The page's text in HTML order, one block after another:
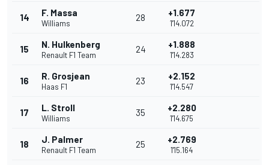
14 F. Massa
Williams
28 +1.677
1'14.072
15 N. Hulkenberg
Renault F1 Team
24 +1.888
1'14.283
16 R. Grosjean
Haas F1
23 +2.152
1'14.547
17 L. Stroll
Williams
35 +2.280
1'14.675
18 J. Palmer
Renault F1 Team
25 +2.769
1'15.164